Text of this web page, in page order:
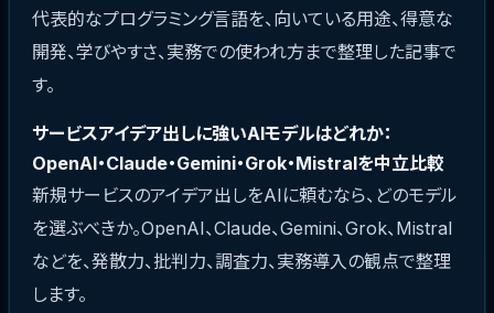
代表的なプログラミング言語を、向いている用途、得意な
開発、学びやすさ、実務での使われ方まで整理した記事で
す。
サービスアイデア出しに強いAIモデルはどれか：
OpenAI・Claude・Gemini・Grok・Mistralを中立比較
新規サービスのアイデア出しをAIに頼むなら、どのモデル
を選ぶべきか。OpenAI、Claude、Gemini、Grok、Mistral
などを、発散力、批判力、調査力、実務導入の観点で整理
します。